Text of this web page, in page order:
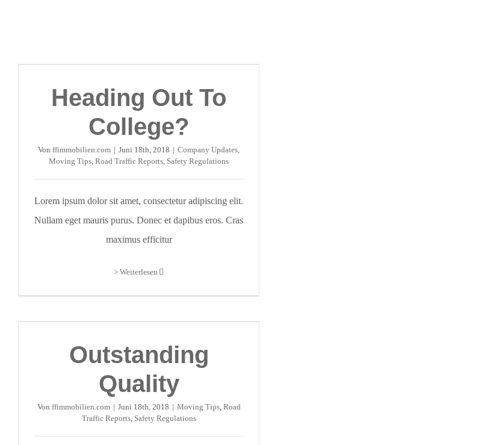
Heading Out To
College?
Vonffimmobilien.com | Juni 18th, 2018 | Company Updates
Moving Tips ,Road Traffic Reports Safety Regulations
Lorem ipsum dolor sit amet, consectetur adipiscing elit.
Nullam eget mauris purus. Donec et dapibus eros. Cras
maximus efficitur
> Weiterlesen
Outstanding
Quality
Von ffimmobilien.com | Juni 18th, 2018 | Moving Tips, Road
Traffic Reports, Safety Regulations